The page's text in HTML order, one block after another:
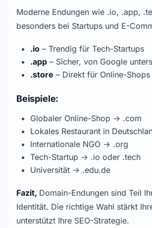
Moderne Endungen wie .io, .app,
besonders bei Startups und E-
.io – Trendig für Tech-Startups
.app – Sicher, von Google
.store – Direkt für Online-
Beispiele:
Globaler Online-Shop → .com
Lokales Restaurant in
Internationale NGO → .org
Tech-Startup → .io oder .tech
Universität → .edu.de
Fazit, Domain-Endungen sind Teil
Identität. Die richtige Wahl stärkt
unterstützt Ihre SEO-Strategie.